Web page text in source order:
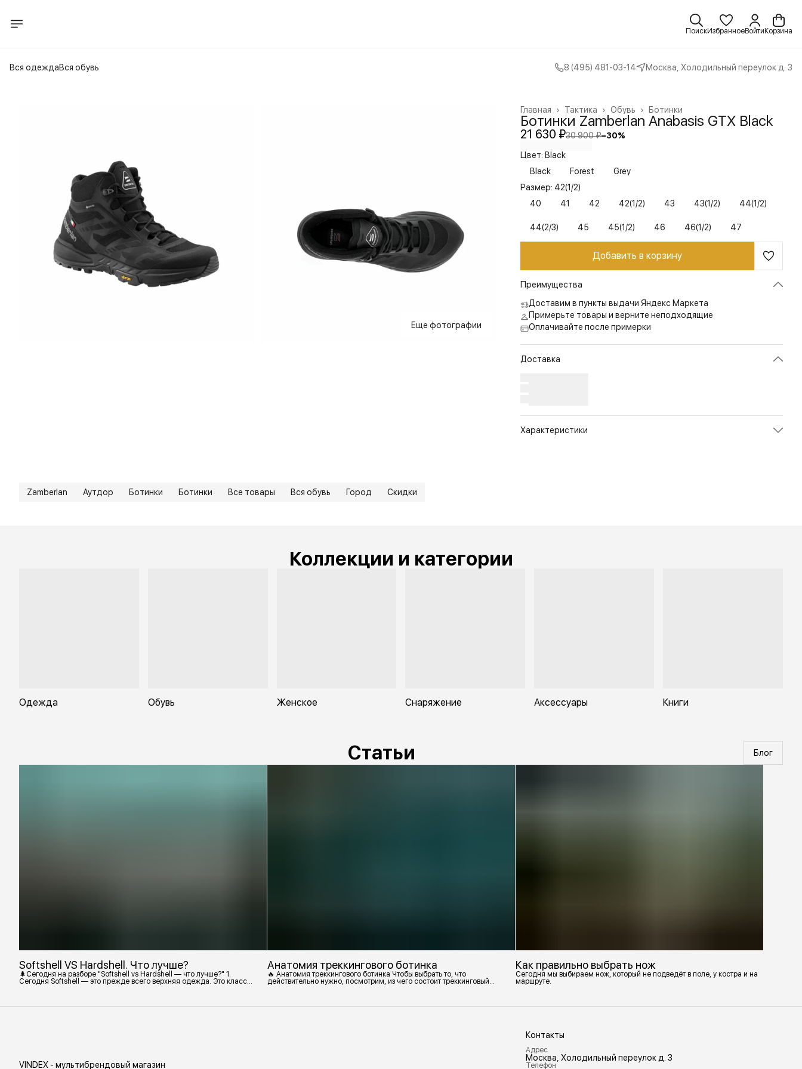
ПоискИзбранноеВойти Корзина
Вся одеждаВся обувь 8 (495) 481-03-14 Москва, Холодильный переулок д. 3
Еще фотографии
Ботинки
Обувь ›
Тактика ›
Главная ›
Ботинки Zamberlan Anabasis GTX Black
21 630 ₽30 900 ₽−30%
Цвет: Black
Black
Forest
Grey
Размер: 42(1/2)
40
41 42 42(1/2) 43 43(1/2) 44(1/2)
44(2/3) 45 45(1/2) 46 46(1/2) 47
Добавить в корзину
Преимущества
Доставим в пункты выдачи Яндекс Маркета
Примерьте товары и верните неподходящие
Оплачивайте после примерки
Доставка
Характеристики
Zamberlan Аутдор Ботинки Ботинки Все товары Вся обувь Город Скидки
Коллекции и категории
Одежда Обувь Женское Снаряжение Аксессуары Книги
Статьи Блог
Softshell VS Hardshell. Что лучше?
🌲Сегодня на разборе "Softshell vs Hardshell — что лучше?" 1.
Сегодня Softshell — это прежде всего верхняя одежда. Это класс
Анатомия треккингового ботинка
🔥 Анатомия треккингового ботинка Чтобы выбрать то, что
действительно нужно, посмотрим, из чего состоит треккинговый
Как правильно выбрать нож
Сегодня мы выбираем нож, который не подведёт в поле, у костра и на
маршруте.
VINDEX - мультибрендовый магазин
Контакты
Адрес
Москва, Холодильный переулок д. 3
Телефон